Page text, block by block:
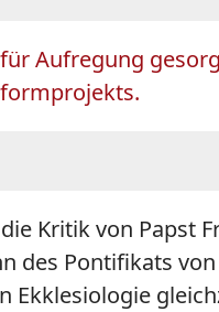
Aufregung
Kritik von Papst
des Pontifikats